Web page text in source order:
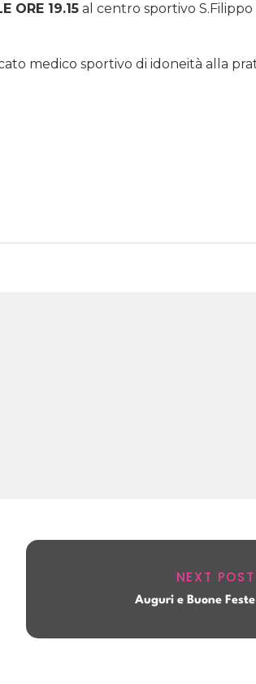
ORE 19.15 al centro sportivo S.Filippo
medico sportivo di idoneità alla
NEXT POST
Auguri e Buone Feste